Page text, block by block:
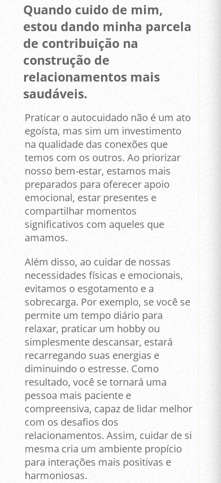
Quando cuido de mim,
estou dando minha parcela
de contribuição na
construção de
relacionamentos mais
saudáveis.
Praticar o autocuidado não é um ato
egoísta, mas sim um investimento
na qualidade das conexões que
temos com os outros. Ao priorizar
nosso bem-estar, estamos mais
preparados para oferecer apoio
emocional, estar presentes e
compartilhar momentos
significativos com aqueles que
amamos.
Além disso, ao cuidar de nossas
necessidades físicas e emocionais,
evitamos o esgotamento e a
sobrecarga. Por exemplo, se você se
permite um tempo diário para
relaxar, praticar um hobby ou
simplesmente descansar, estará
recarregando suas energias e
diminuindo o estresse. Como
resultado, você se tornará uma
pessoa mais paciente e
compreensiva, capaz de lidar melhor
com os desafios dos
relacionamentos. Assim, cuidar de si
mesma cria um ambiente propício
para interações mais positivas e
harmoniosas.